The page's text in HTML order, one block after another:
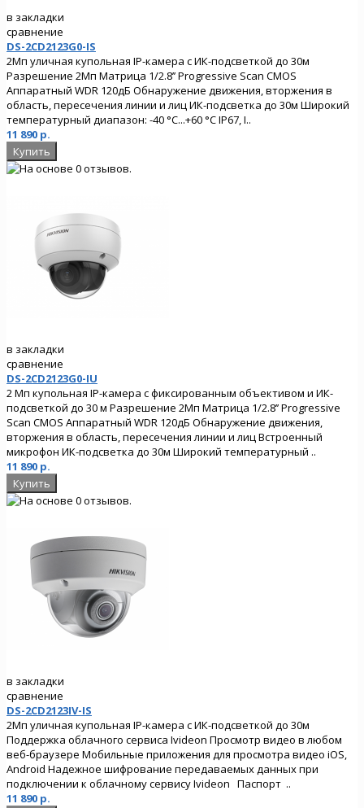
в закладки
сравнение
DS-2CD2123G0-IS
2Мп уличная купольная IP-камера с ИК-подсветкой до 30м
Разрешение 2Мп Матрица 1/2.8’’ Progressive Scan CMOS
Аппаратный WDR 120дБ Обнаружение движения, вторжения в
область, пересечения линии и лиц ИК-подсветка до 30м Широкий
температурный диапазон: -40 °C...+60 °C IP67, I..
11 890 р.
в закладки
сравнение
DS-2CD2123G0-IU
2 Мп купольная IP-камера с фиксированным объективом и ИК-
подсветкой до 30 м Разрешение 2Мп Матрица 1/2.8’’ Progressive
Scan CMOS Аппаратный WDR 120дБ Обнаружение движения,
вторжения в область, пересечения линии и лиц Встроенный
микрофон ИК-подсветка до 30м Широкий температурный ..
11 890 р.
в закладки
сравнение
DS-2CD2123IV-IS
2Мп уличная купольная IP-камера с ИК-подсветкой до 30м
Поддержка облачного сервиса Ivideon Просмотр видео в любом
веб-браузере Мобильные приложения для просмотра видео iOS,
Android Надежное шифрование передаваемых данных при
подключении к облачному сервису Ivideon Паспорт ..
11 890 р.